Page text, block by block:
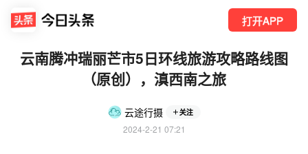
打开APP
云南腾冲瑞丽芒市5日环线旅游攻略路线图
（原创），滇西南之旅
云途行摄 关注
2024-2-21 07:21